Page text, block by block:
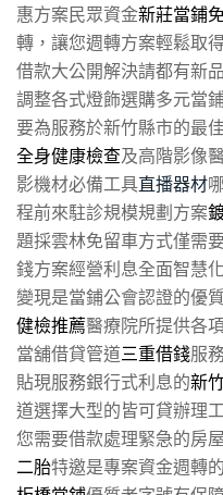
惠方案民眾資金新莊當鋪
轉，讓您週轉方案輕鬆取
借款大公開解決請都有新
調整各式燈飾選購多元當
要為服務於新竹縣市的最
全身健康檢查及高階影像
影機材必備工具直播器材
程前來駐診規模規劃方案
題採雲林免留車方式僅需
錢方案經營利息全面智慧
變現是當鋪公會認證的優
健檢推薦醫療院所提供各
當舖借貸管道三重借錢服
貼現服務銀行式利息的新
道選擇大型的皆可貸辦理
您需要借款處理緊急的房
二胎特邀是專案資金週轉